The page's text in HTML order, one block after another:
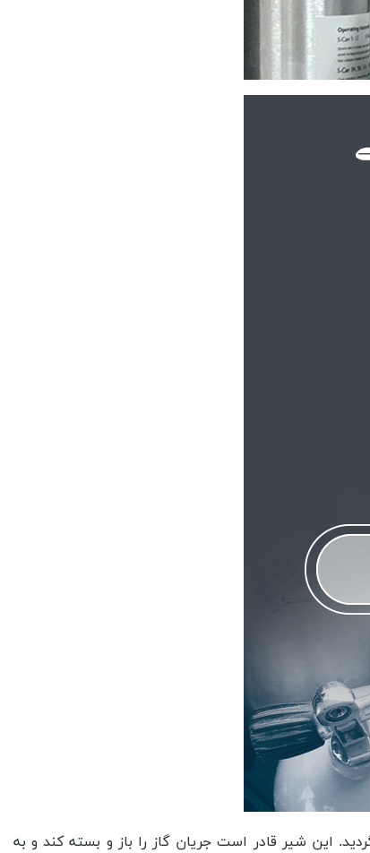
با توجه به اینکه از اهمیت بالایی برخوردار می باشد، روی آن ها تمرکز ویژه ای را خواهیم داشت. کاربرد های این محصولات را می توان اینگونه تعریف نمود که محصولات گاز در بسیاری از صنایع و کاربرد های گوناگون و متنوع بهره گیری خواهند گردید. برخی از مهمترین آن ها را بیان خواهیم نمود. گرمایش، گاز طبیعی و گاز مایع به عنوان سوخت در سیستم های گرمایشی بهره گیری خواهند گردید. تولید برق، برق تولیدی در نیروگاه ها با بهره گیری از گاز طبیعی، گاز مایع و گاز سوخت است. صنایع شیمیایی، برخی از صنایع شیمیایی از گازها به عنوان ماده خام برای تولید محصولات خود بهره گیری خواهند نمود. صنایع فولاد و آهن، گاز طبیعی و گاز فرآوری گردیده برای تولید فولاد، آهن و فولاد ضد زنگ به کار می روند. حمل و نقل، گاز مایع به عنوان سوخت برای وسایل حمل و نقل بهره گیری خواهد گردید. صنایع غذایی، گازهایی مانند دی اکسید کربن به عنوان ماده آرایش دهنده در بسته بندی مواد غذایی و برای افزایش ماندگاری آن ها بهره گیری خواهند گردید. پزشکی، گازهایی مانند اکسیژن، نیتروژن و دی اکسید نیتروژن به عنوان مواد آرایش دهنده در بیمارستان ها و درمانگاه ها بهره گیری خواهند گردید. با تئجه به آنچه که ذکر شد مشخص خواهد گردید که رد پای این محصولات در همه جا وجود دارد. از دیگر خدمات ما می توان به این موضوع اشاره نمود که در زمانی اندک قادر خواهید بود به سادگی لیست قیمت شیر سیلندر در اهواز را نیز به دست آورید و بدانید با توجه به بودجه ای که در اختیار دارید می بایست کددام نوع از آن ها را خریداری نمایید و در مصارف گوناگون و متنوع به کار ببندید. در سایت ما قادر خواهید بود به سادگی انواع این شیرهای سیلندر را مشاهده نمائید و از این نمونه ها می توان به شیر سیلندر اکسیژن در اهواز اشاره نمود که کاربرد های وسیعی را در خود جای داده است وی می توان از آن ها بهره گیری نمود. همچنین قادر خواهید بود به سادگی انواع سیلندر ها را نیز از ما خریداری نمائید. برخی از انواع سیلندر گاز عبارت از سیلندر گاز پروپان، سیلندر گاز بوتان، سیلندر گاز طبیعی، سیلندر گاز هیدروژن، سیلندر گاز نیتروژن، سیلندر گاز اکسیژن، سیلندر گاز دی اکسید کربن، سیلندر گاز هلیوم، سیلندر گاز آرگون و سیلندر گاز نئون هستند. در مورد کاربرد های انواع این محصول می بایست اینگونه بیان نمود که سیلندر گاز به عنوان یک وسیله نگهداری گاز طبیعی، گاز ال پی جی و گاز شهری به کار می رود. این سیلندر ها به دلیل قابلیت حمل و نقل آسان و امنیت بالایی که در برابر خطرات احتمالی مانند آتش سوزی و انفجار دارند، برای بهره گیری در منازل، رستوران ها، صنایع و خودرو های گازسوز مناسب هستند. به صورت کلی، سیلندر گاز به عنوان یک منبع انرژی کم هزینه و قابل حمل، در بسیاری از کشورها مورد بهره گیری قرار می گیرد. پس برای اینکه بدانید که شیر سیلندر در اهواز چه کاربردی دارد، بهتر از طریق سایت اینترنتی ما اقدام نمائید و از صفر تا صد آن ها را به خوبی درک نمائید. ما در خدمت شما هستیم تا ابعاد گوناگون و متنوع این محصول را به شما بیان نموده و کاربرد های آن ها را مشخص نمائیم. به این شیوه ایت که قادر خواهید بود به سادگی متناسب با نیاز خود برای خرید این محصولات دست پیدا نمائید و بهترین ها را برای خود رقم بزنید. در کنار این موارد که ذکر شد و همچنین کیفیت بالای محصولات ما قادر خواهید بود به سادگی در زمینه قیمت شیر سیلندر در اهواز نیز به حد معقول آن دست پیدا نمائید. قیمت